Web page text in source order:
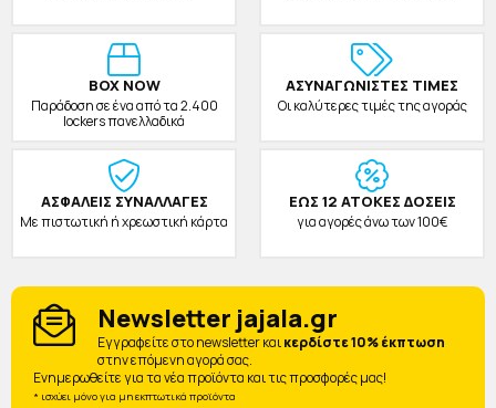
BOX NOW
Παράδοση σε ένα από τα 2.400
lockers πανελλαδικά
ΑΣΥΝΑΓΩΝΙΣΤΕΣ ΤΙΜΕΣ
Οι καλύτερες τιμές της αγοράς
ΑΣΦΑΛΕΙΣ ΣΥΝΑΛΛΑΓΕΣ
Με πιστωτική ή χρεωστική κάρτα
ΕΩΣ 12 ΑΤΟΚΕΣ ΔΟΣΕΙΣ
για αγορές άνω των 100€
Newsletter jajala.gr
Eγγραφείτε στο newsletter καικερδίστε 10% έκπτωση
στην επόμενη αγορά σας.
Ενημερωθείτε για τα νέα προϊόντα και τις προσφορές μας!
* ισχύει μόνο για μη εκπτωτικά προϊόντα